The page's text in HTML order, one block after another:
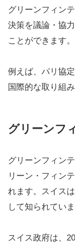
グリーンフィン
決策を議論・協
ことができます。
例えば、パリ協
国際的な取り組
グリーンフ
グリーンフィン
リーン・フィン
れます。スイス
して知られていま
スイス政府は、